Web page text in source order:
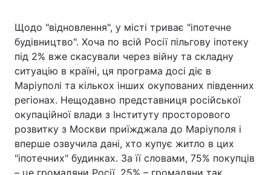
Щодо "відновлення", у місті триває "іпотечне
будівництво". Хоча по всій Росії пільгову іпотеку
під 2% вже скасували через війну та складну
ситуацію в країні, ця програма досі діє в
Маріуполі та кількох інших окупованих південних
регіонах. Нещодавно представниця російської
окупаційної влади з Інституту просторового
розвитку з Москви приїжджала до Маріуполя і
вперше озвучила дані, хто купує житло в цих
"іпотечних" будинках. За її словами, 75% покупців
– це громадяни Росії, 25% – громадяни так